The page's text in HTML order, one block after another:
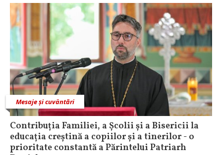
Mesaje și cuvântări
Contribuția Familiei, a Școlii și a Bisericii la
educația creștină a copiilor și a tinerilor - o
prioritate constantă a Părintelui Patriarh